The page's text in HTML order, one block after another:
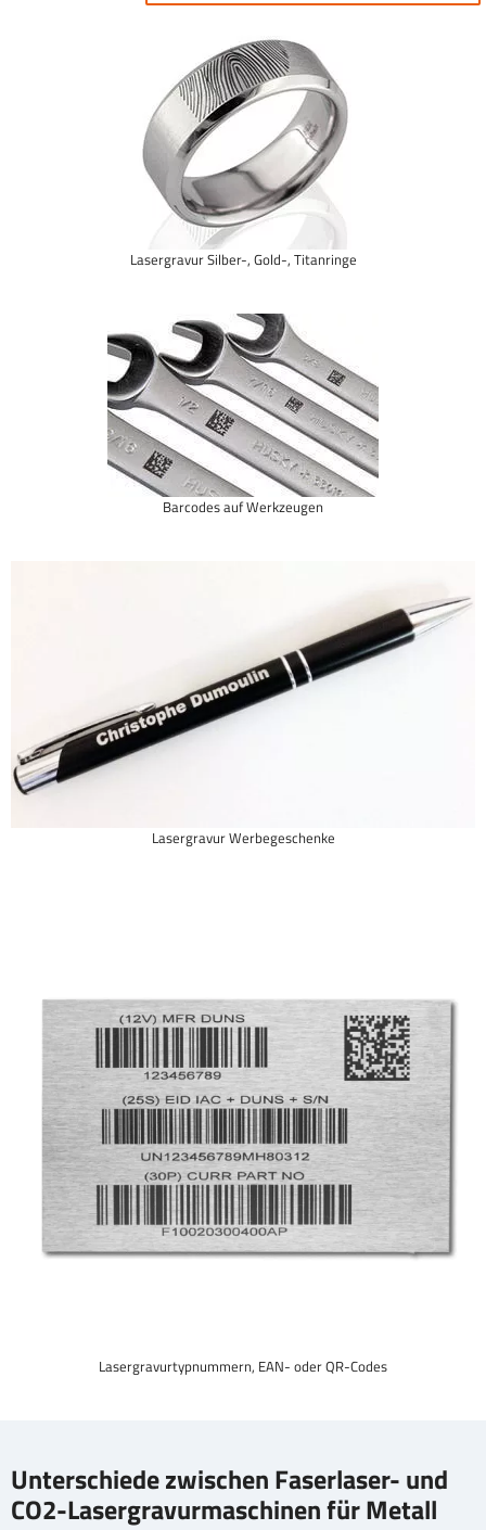
Lasergravur Silber-, Gold-, Titanringe
Barcodes auf Werkzeugen
Lasergravur Werbegeschenke
Lasergravurtypnummern, EAN- oder QR-Codes
Unterschiede zwischen Faserlaser- und
CO2-Lasergravurmaschinen für Metall